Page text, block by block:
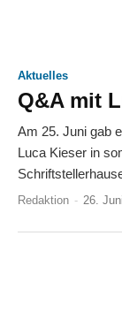
Aktuelles
Q&A mit
Am 25. Juni gab
Luca Kieser in
Redaktion - 26.